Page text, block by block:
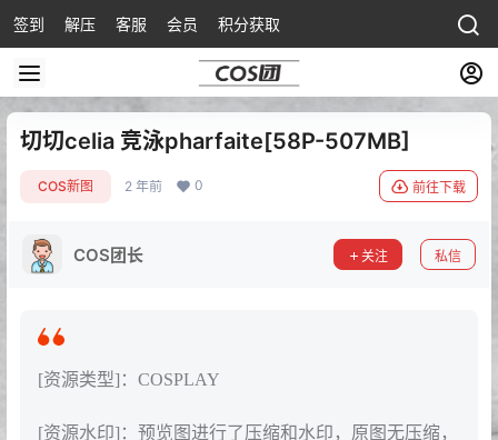
签到 解压 客服 会员 积分获取
切切celia 竞泳pharfaite[58P-507MB]
COS新图 2 年前 0 前往下载
COS团长 关注 私信
[资源类型]：COSPLAY
[资源水印]：预览图进行了压缩和水印，原图无压缩，